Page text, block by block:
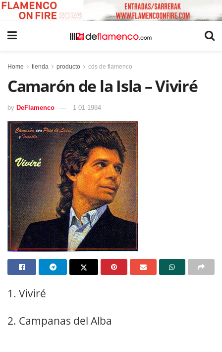
Home tienda producto cds de flamenco
Camarón de la Isla – Viviré
by DeFlamenco 1 01 1984
1. Viviré
2. Campanas del Alba